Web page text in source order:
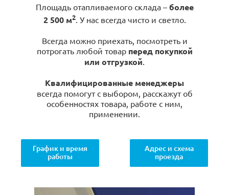
Площадь отапливаемого склада – более
2 500 м2. У нас всегда чисто и светло.
Всегда можно приехать, посмотреть и
потрогать любой товар перед покупкой
или отгрузкой.
Квалифицированные менеджеры
всегда помогут с выбором, расскажут об
особенностях товара, работе с ним,
применении.
График и время
работы
Адрес и схема
проезда